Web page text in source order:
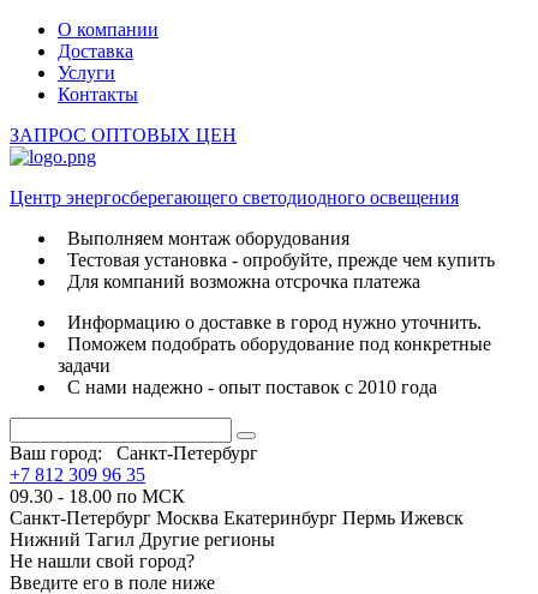
О компании
Доставка
Услуги
Контакты
ЗАПРОС ОПТОВЫХ ЦЕН
Центр энергосберегающего светодиодного освещения
Выполняем монтаж оборудования
Тестовая установка - опробуйте, прежде чем купить
Для компаний возможна отсрочка платежа
Информацию о доставке в город нужно уточнить.
Поможем подобрать оборудование под конкретные
задачи
С нами надежно - опыт поставок с 2010 года
Ваш город:
Санкт-Петербург
+7 812 309 96 35
09.30 - 18.00 по МСК
Санкт-Петербург Москва Екатеринбург Пермь Ижевск
Нижний Тагил Другие регионы
Не нашли свой город?
Введите его в поле ниже